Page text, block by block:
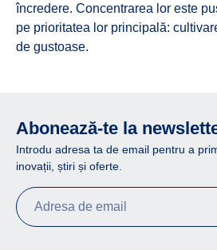
încredere. Concentrarea lor este
pe prioritatea lor principală:
de gustoase.
Abonează-te la
Introdu adresa ta de email pentru a
inovații, știri și oferte.